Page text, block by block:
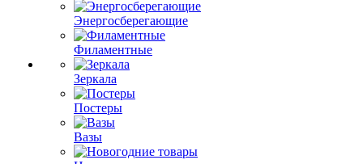
Энергосберегающие
Филаментные
Зеркала
Постеры
Вазы